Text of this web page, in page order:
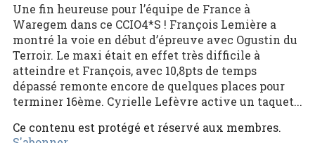
Une fin heureuse pour l’équipe de France à
Waregem dans ce CCIO4*S ! François Lemière a
montré la voie en début d’épreuve avec Ogustin du
Terroir. Le maxi était en effet très difficile à
atteindre et François, avec 10,8pts de temps
dépassé remonte encore de quelques places pour
terminer 16ème. Cyrielle Lefèvre active un taquet...
Ce contenu est protégé et réservé aux membres.